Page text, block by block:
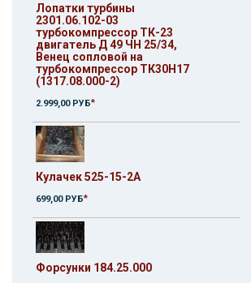
Лопатки турбины
2301.06.102-03
турбокомпрессор ТК-23
двигатель Д 49 ЧН 25/34,
Венец сопловой на
турбокомпрессор ТК30Н17
(1317.08.000-2)
2.999,00 РУБ*
Кулачек 525-15-2А
699,00 РУБ*
Форсунки 184.25.000